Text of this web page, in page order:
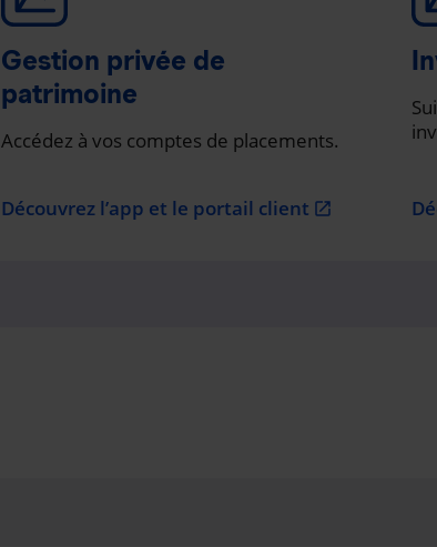
Gestion privée de
patrimoine
Accédez à vos comptes de placements.
Découvrez l’app et le portail client open_in_new